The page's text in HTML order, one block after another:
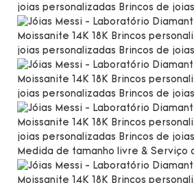
Medida de tamanho livre & Serviço